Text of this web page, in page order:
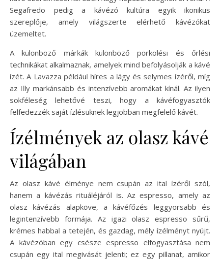
Segafredo pedig a kávézó kultúra egyik ikonikus
szereplője, amely világszerte elérhető kávézókat
üzemeltet.
A különböző márkák különböző pörkölési és őrlési
technikákat alkalmaznak, amelyek mind befolyásolják a kávé
ízét. A Lavazza például híres a lágy és selymes ízéről, míg
az Illy markánsabb és intenzívebb aromákat kínál. Az ilyen
sokféleség lehetővé teszi, hogy a kávéfogyasztók
felfedezzék saját ízlésüknek legjobban megfelelő kávét.
Ízélmények az olasz kávé
világában
Az olasz kávé élménye nem csupán az ital ízéről szól,
hanem a kávézás rituáléjáról is. Az espresso, amely az
olasz kávézás alapköve, a kávéfőzés leggyorsabb és
legintenzívebb formája. Az igazi olasz espresso sűrű,
krémes habbal a tetején, és gazdag, mély ízélményt nyújt.
A kávézóban egy csésze espresso elfogyasztása nem
csupán egy ital megivását jelenti; ez egy pillanat, amikor